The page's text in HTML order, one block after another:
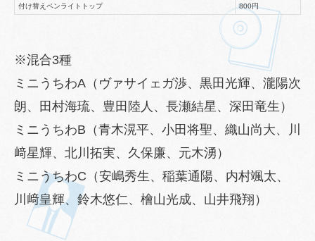
付け替えペンライトトップ 800円
※混合3種
ミニうちわA（ヴァサイェガ渉、黒田光輝、瀧陽次
朗、田村海琉、豊田陸人、長瀬結星、深田竜生）
ミニうちわB（青木滉平、小田将聖、織山尚大、川
﨑星輝、北川拓実、久保廉、元木湧）
ミニうちわC（安嶋秀生、稲葉通陽、内村颯太、
川﨑皇輝、鈴木悠仁、檜山光成、山井飛翔）